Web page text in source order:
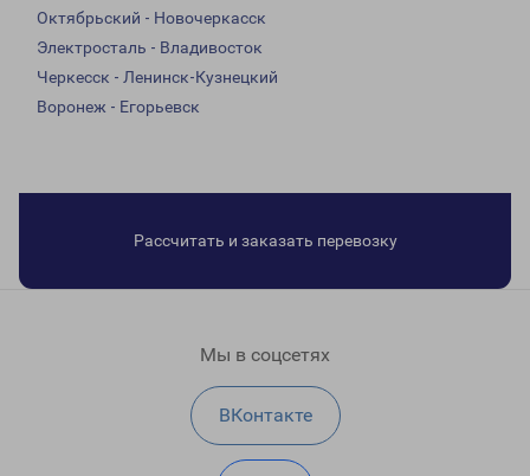
Октябрьский - Новочеркасск
Электросталь - Владивосток
Черкесск - Ленинск-Кузнецкий
Воронеж - Егорьевск
Рассчитать и заказать перевозку
Мы в соцсетях
ВКонтакте